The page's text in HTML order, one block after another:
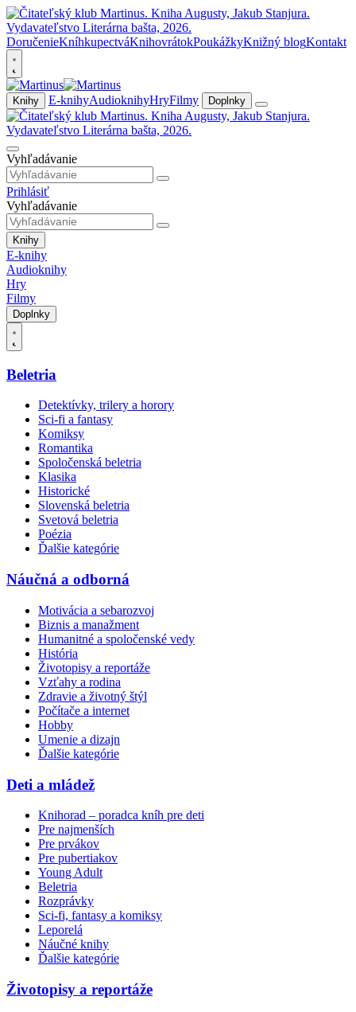
DoručenieKníhkupectváKnihovrátokPoukážkyKnižný blogKontakt
Knihy E-knihyAudioknihyHryFilmy Doplnky
Vyhľadávanie
Prihlásiť
Vyhľadávanie
Knihy
E-knihy
Audioknihy
Hry
Filmy
Doplnky
Beletria
Detektívky, trilery a horory
Sci-fi a fantasy
Komiksy
Romantika
Spoločenská beletria
Klasika
Historické
Slovenská beletria
Svetová beletria
Poézia
Ďalšie kategórie
Náučná a odborná
Motivácia a sebarozvoj
Biznis a manažment
Humanitné a spoločenské vedy
História
Životopisy a reportáže
Vzťahy a rodina
Zdravie a životný štýl
Počítače a internet
Hobby
Umenie a dizajn
Ďalšie kategórie
Deti a mládež
Knihorad – poradca kníh pre deti
Pre najmenších
Pre prvákov
Pre pubertiakov
Young Adult
Beletria
Rozprávky
Sci-fi, fantasy a komiksy
Leporelá
Náučné knihy
Ďalšie kategórie
Životopisy a reportáže